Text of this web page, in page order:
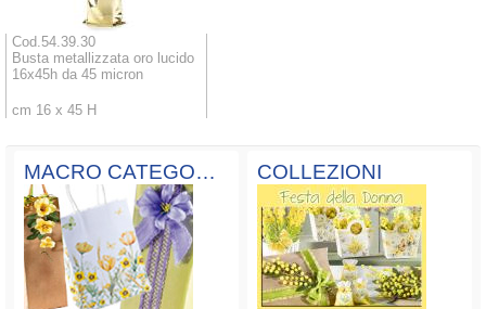
Cod.54.39.30
Busta metallizzata oro lucido
16x45h da 45 micron
cm 16 x 45 H
MACRO CATEGORIE COLLEZIONI